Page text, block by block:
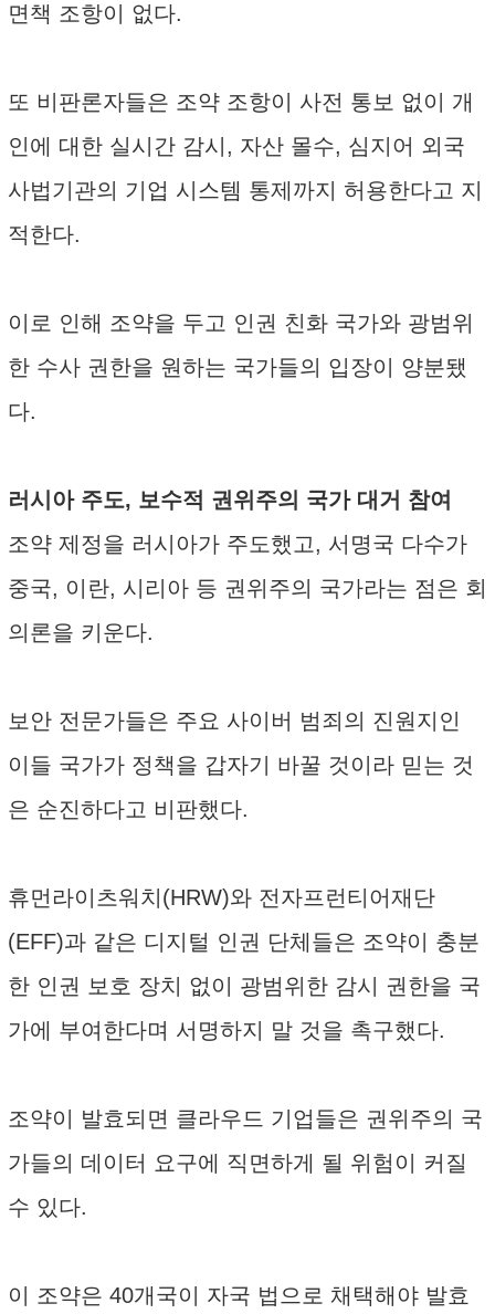
면책 조항이 없다.
또 비판론자들은 조약 조항이 사전 통보 없이 개
인에 대한 실시간 감시, 자산 몰수, 심지어 외국
사법기관의 기업 시스템 통제까지 허용한다고 지
적한다.
이로 인해 조약을 두고 인권 친화 국가와 광범위
한 수사 권한을 원하는 국가들의 입장이 양분됐
다.
러시아 주도, 보수적 권위주의 국가 대거 참여
조약 제정을 러시아가 주도했고, 서명국 다수가
중국, 이란, 시리아 등 권위주의 국가라는 점은 회
의론을 키운다.
보안 전문가들은 주요 사이버 범죄의 진원지인
이들 국가가 정책을 갑자기 바꿀 것이라 믿는 것
은 순진하다고 비판했다.
휴먼라이츠워치(HRW)와 전자프런티어재단
(EFF)과 같은 디지털 인권 단체들은 조약이 충분
한 인권 보호 장치 없이 광범위한 감시 권한을 국
가에 부여한다며 서명하지 말 것을 촉구했다.
조약이 발효되면 클라우드 기업들은 권위주의 국
가들의 데이터 요구에 직면하게 될 위험이 커질
수 있다.
이 조약은 40개국이 자국 법으로 채택해야 발효